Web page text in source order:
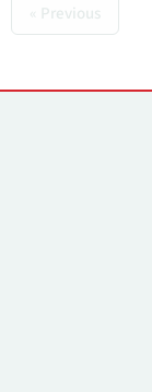
« Previous